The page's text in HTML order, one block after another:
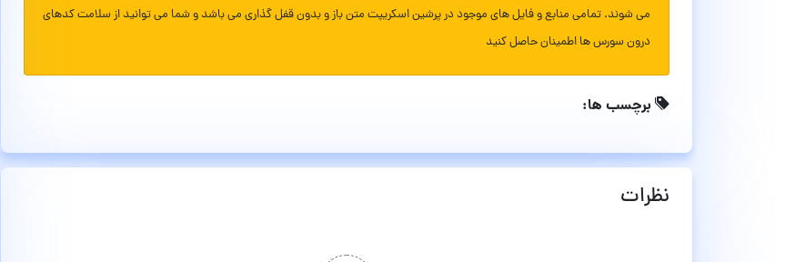
می شوند. تمامی منابع و فایل های موجود در پرشین اسکریپت متن باز و بدون قفل گذاری می باشد و شما می توانید از سلامت کدهای
درون سورس ها اطمینان حاصل کنید
برچسب ها:
نظرات